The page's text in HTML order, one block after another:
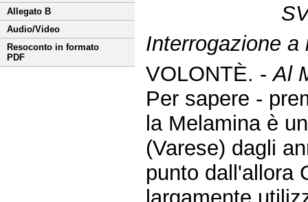
Allegato B
Audio/Video
Resoconto in formato
PDF
Interrogazione
VOLONTÈ. -Al
Per sapere -
la Melamina è
(Varese) dagli
punto dall'allora